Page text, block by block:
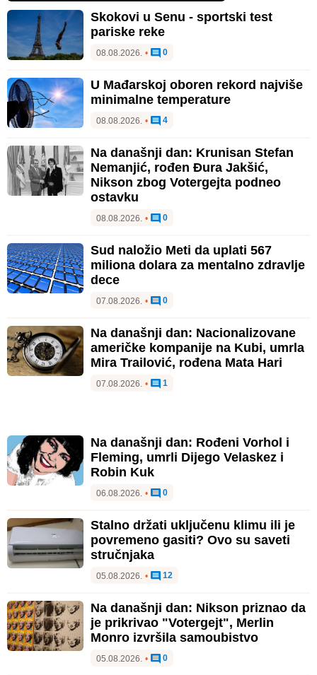
Skokovi u Senu - sportski test
pariske reke
08.08.2026. • 0
U Mađarskoj oboren rekord najviše
minimalne temperature
08.08.2026. • 4
Na današnji dan: Krunisan Stefan
Nemanjić, rođen Đura Jakšić,
Nikson zbog Votergejta podneo
ostavku
08.08.2026. • 0
Sud naložio Meti da uplati 567
miliona dolara za mentalno zdravlje
dece
07.08.2026. • 0
Na današnji dan: Nacionalizovane
američke kompanije na Kubi, umrla
Mira Trailović, rođena Mata Hari
07.08.2026. • 1
Na današnji dan: Rođeni Vorhol i
Fleming, umrli Dijego Velaskez i
Robin Kuk
06.08.2026. • 0
Stalno držati uključenu klimu ili je
povremeno gasiti? Ovo su saveti
stručnjaka
05.08.2026. • 12
Na današnji dan: Nikson priznao da
je prikrivao "Votergejt", Merlin
Monro izvršila samoubistvo
05.08.2026. • 0